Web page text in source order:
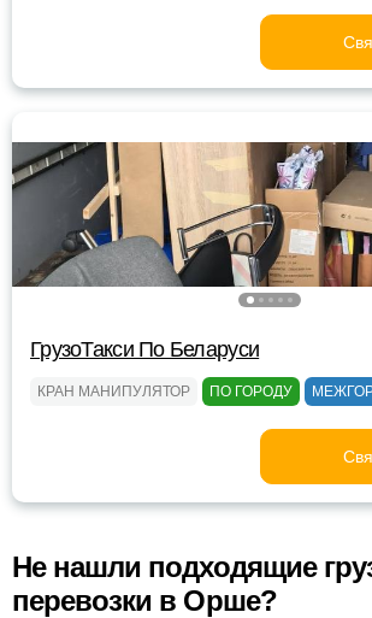
ГрузоТакси По Беларуси
КРАН МАНИПУЛЯТОР ПО ГОРОДУ
Не нашли подходящие
перевозки в Орше?